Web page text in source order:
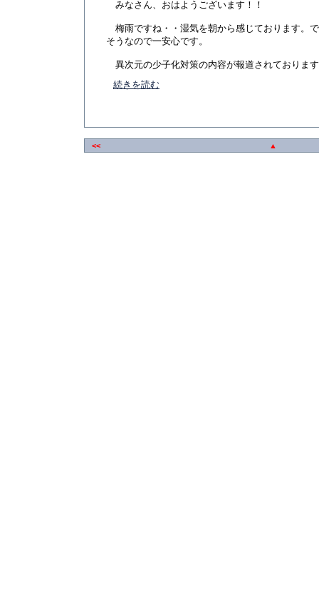
みなさん、おはようございます！！
梅雨ですね・・湿気を朝から感じております。
そうなので一安心です。
異次元の少子化対策の内容が報道されておりま
続きを読む
<< ▲